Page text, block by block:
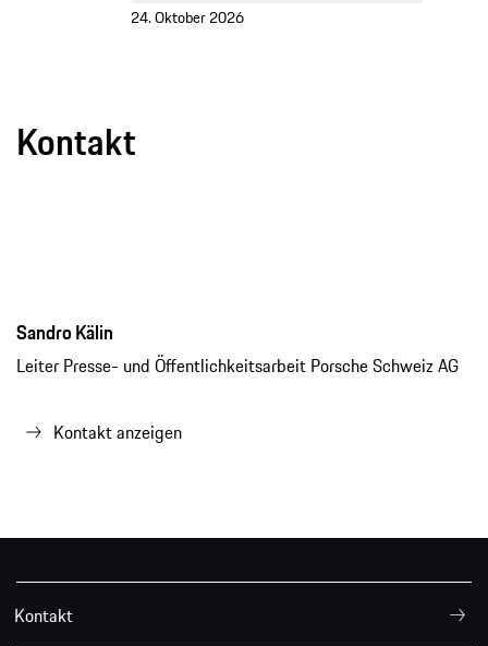
24. Oktober 2026
Kontakt
Sandro Kälin
Leiter Presse- und Öffentlichkeitsarbeit Porsche Schweiz AG
Kontakt anzeigen
Kontakt